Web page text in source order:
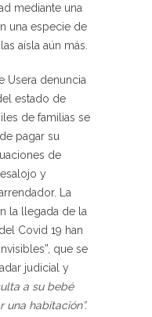
mediante una
una especie de
aísla aún más.
Usera denuncia
estado de
de familias se
pagar su
de
y
La
la llegada de la
Covid 19 han
que se
judicial y
a su bebé
habitación”.